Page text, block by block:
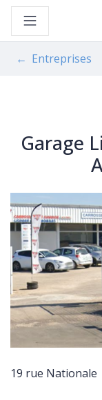
Gestion des traceurs
Aller
contenu
Entreprises
Garage
19 rue Nationale